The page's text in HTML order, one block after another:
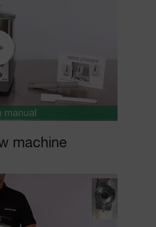
machine